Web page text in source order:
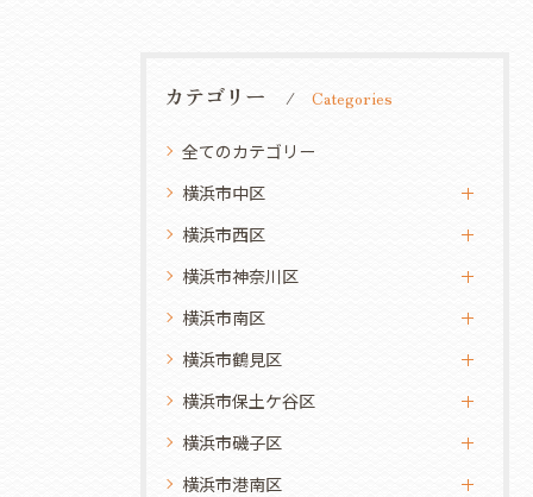
カテゴリー Categories
全てのカテゴリー
横浜市中区
横浜市西区
横浜市神奈川区
横浜市南区
横浜市鶴見区
横浜市保土ケ谷区
横浜市磯子区
横浜市港南区